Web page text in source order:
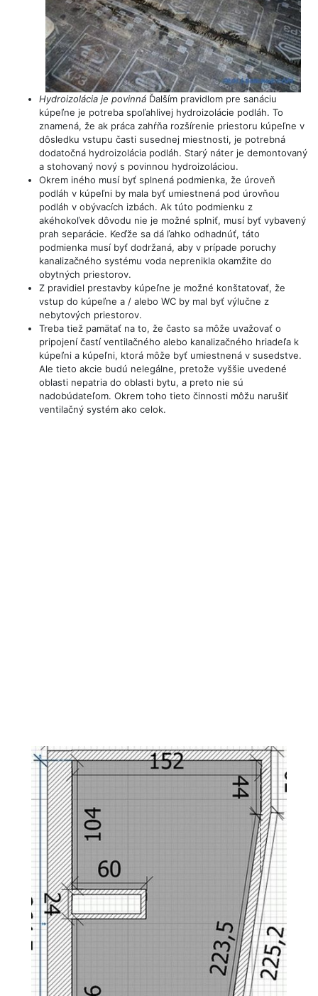
Hydroizolácia je povinná Ďalším pravidlom pre sanáciu
kúpeľne je potreba spoľahlivej hydroizolácie podláh. To
znamená, že ak práca zahŕňa rozšírenie priestoru kúpeľne v
dôsledku vstupu časti susednej miestnosti, je potrebná
dodatočná hydroizolácia podláh. Starý náter je demontovaný
a stohovaný nový s povinnou hydroizoláciou.
Okrem iného musí byť splnená podmienka, že úroveň
podláh v kúpeľni by mala byť umiestnená pod úrovňou
podláh v obývacích izbách. Ak túto podmienku z
akéhokoľvek dôvodu nie je možné splniť, musí byť vybavený
prah separácie. Keďže sa dá ľahko odhadnúť, táto
podmienka musí byť dodržaná, aby v prípade poruchy
kanalizačného systému voda neprenikla okamžite do
obytných priestorov.
Z pravidiel prestavby kúpeľne je možné konštatovať, že
vstup do kúpeľne a / alebo WC by mal byť výlučne z
nebytových priestorov.
Treba tiež pamätať na to, že často sa môže uvažovať o
pripojení častí ventilačného alebo kanalizačného hriadeľa k
kúpeľni a kúpeľni, ktorá môže byť umiestnená v susedstve.
Ale tieto akcie budú nelegálne, pretože vyššie uvedené
oblasti nepatria do oblasti bytu, a preto nie sú
nadobúdateľom. Okrem toho tieto činnosti môžu narušiť
ventilačný systém ako celok.